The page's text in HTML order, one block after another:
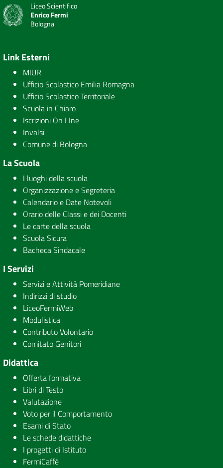
Liceo Scientifico
Enrico Fermi
Bologna
Link Esterni
MIUR
Ufficio Scolastico Emilia Romagna
Ufficio Scolastico Territoriale
Scuola in Chiaro
Iscrizioni On LIne
Invalsi
Comune di Bologna
La Scuola
I luoghi della scuola
Organizzazione e Segreteria
Calendario e Date Notevoli
Orario delle Classi e dei Docenti
Le carte della scuola
Scuola Sicura
Bacheca Sindacale
I Servizi
Servizi e Attività Pomeridiane
Indirizzi di studio
LiceoFermiWeb
Modulistica
Contributo Volontario
Comitato Genitori
Didattica
Offerta formativa
Libri di Testo
Valutazione
Voto per il Comportamento
Esami di Stato
Le schede didattiche
I progetti di Istituto
FermiCaffè